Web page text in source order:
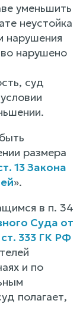
уменьшить
неустойка
нарушения
нарушено
суд
размера
13 Закона
».
в п. 34
Суда от
ст. 333 ГК РФ
и по
полагает,